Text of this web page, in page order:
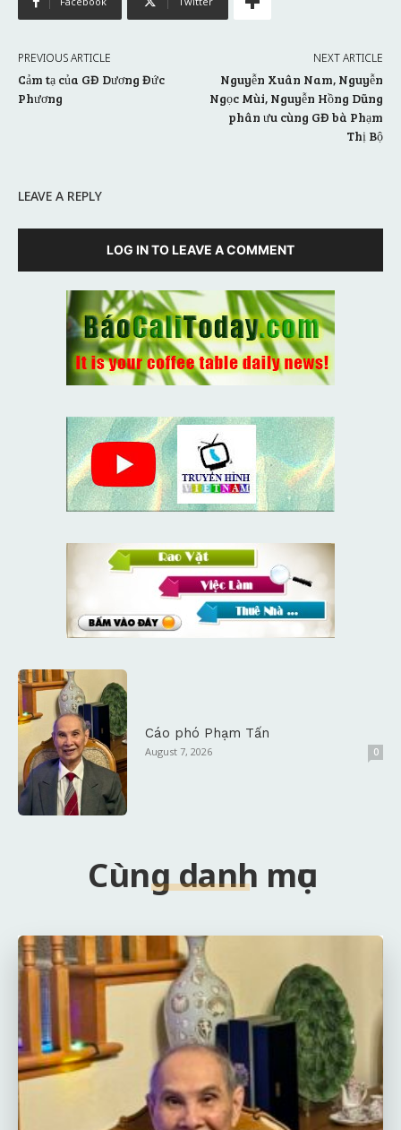
PREVIOUS ARTICLE
Cảm tạ của GĐ Dương Đức
Phương
NEXT ARTICLE
Nguyễn Xuân Nam, Nguyễn
Ngọc Mùi, Nguyễn Hồng Dũng
phân ưu cùng GĐ bà Phạm
Thị Bộ
LEAVE A REPLY
LOG IN TO LEAVE A COMMENT
Cáo phó Phạm Tấn
August 7, 2026 0
Cùng danh mục